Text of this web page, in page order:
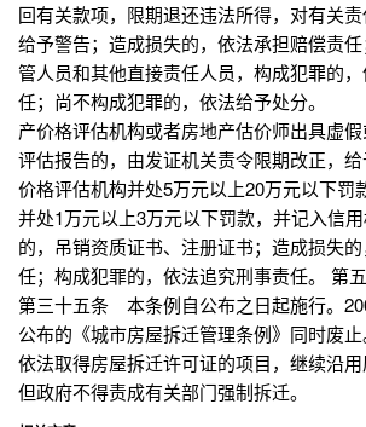
回有关款项，限期退还违法所得，对有关责
给予警告；造成损失的，依法承担赔偿责
管人员和其他直接责任人员，构成犯罪的
任；尚不构成犯罪的，依法给予处分
产价格评估机构或者房地产估价师出具虚
评估报告的，由发证机关责令限期改正，
价格评估机构并处5万元以上20万元以下罚
并处1万元以上3万元以下罚款，并记入信
的，吊销资质证书、注册证书；造成损失
任；构成犯罪的，依法追究刑事责
第三十五条 本条例自公布之日起施行。
公布的《城市房屋拆迁管理条例》同时废
依法取得房屋拆迁许可证的项目，继续沿用
但政府不得责成有关部门强制拆迁。